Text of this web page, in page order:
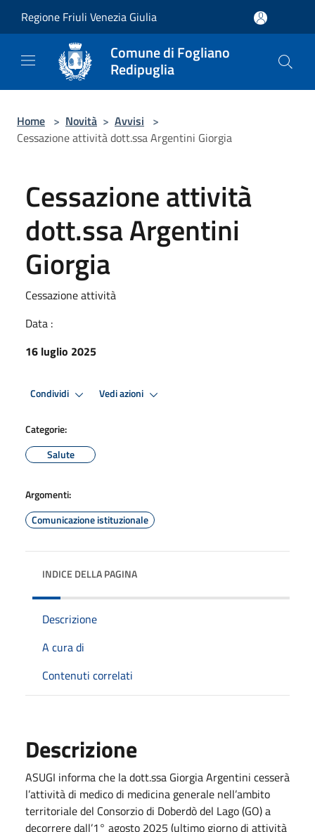
Regione Friuli Venezia Giulia
Comune di Fogliano
Redipuglia
Home > Novità > Avvisi >
Cessazione attività dott.ssa Argentini Giorgia
Cessazione attività
dott.ssa Argentini
Giorgia
Cessazione attività
Data :
16 luglio 2025
Condividi Vedi azioni
Categorie:
Salute
Argomenti:
Comunicazione istituzionale
INDICE DELLA PAGINA
Descrizione
A cura di
Contenuti correlati
Descrizione
ASUGI informa che la dott.ssa Giorgia Argentini cesserà
l’attività di medico di medicina generale nell’ambito
territoriale del Consorzio di Doberdò del Lago (GO) a
decorrere dall’1° agosto 2025 (ultimo giorno di attività